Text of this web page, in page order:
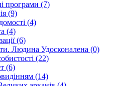
програми (7)
(9)
(4)
(4)
(6)
Людина Удосконалена (0)
(22)
(6)
(14)